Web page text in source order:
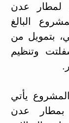
لمطار عدن
البالغ
يمني، بتمويل من
وتنظيم
يأتي
بمطار عدن